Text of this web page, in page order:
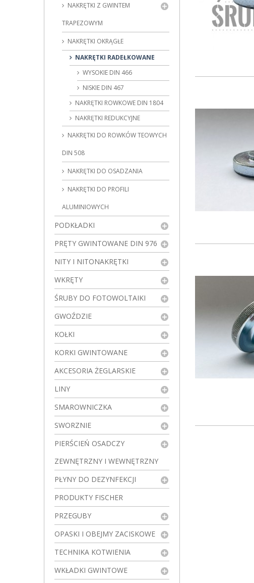
NAKRĘTKI Z GWINTEM
TRAPEZOWYM
NAKRĘTKI OKRĄGŁE
NAKRĘTKI RADEŁKOWANE
WYSOKIE DIN 466
NISKIE DIN 467
NAKRĘTKI ROWKOWE DIN 1804
NAKRĘTKI REDUKCYJNE
NAKRĘTKI DO ROWKÓW TEOWYCH
DIN 508
NAKRĘTKI DO OSADZANIA
NAKRĘTKI DO PROFILI
ALUMINIOWYCH
PODKŁADKI
PRĘTY GWINTOWANE DIN 976
NITY I NITONAKRĘTKI
WKRĘTY
ŚRUBY DO FOTOWOLTAIKI
GWOŹDZIE
KOŁKI
KORKI GWINTOWANE
AKCESORIA ŻEGLARSKIE
LINY
SMAROWNICZKA
SWORZNIE
PIERŚCIEŃ OSADCZY
ZEWNĘTRZNY I WEWNĘTRZNY
PŁYNY DO DEZYNFEKCJI
PRODUKTY FISCHER
PRZEGUBY
OPASKI I OBEJMY ZACISKOWE
TECHNIKA KOTWIENIA
WKŁADKI GWINTOWE